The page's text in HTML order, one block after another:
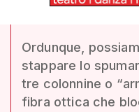
Ordunque,
stappare lo
tre colonnine o
fibra ottica che